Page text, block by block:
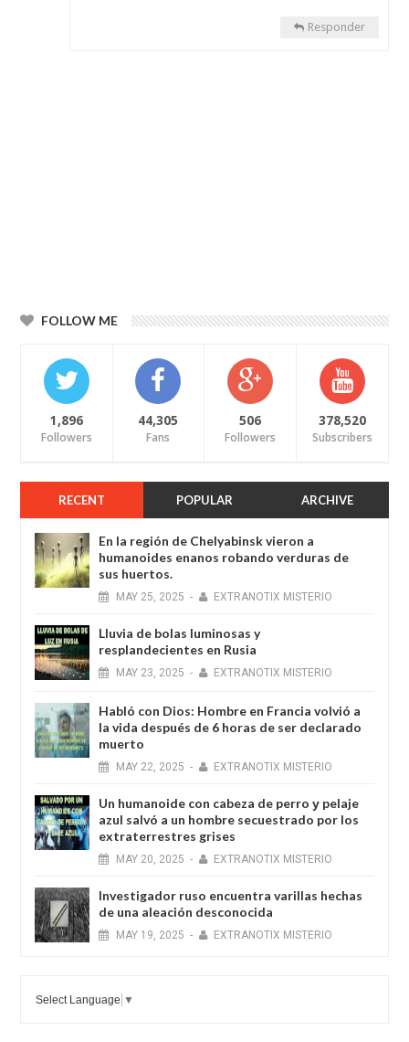
Responder
FOLLOW ME
1,896
Followers
44,305
Fans
506
Followers
378,520
Subscribers
RECENT POPULAR ARCHIVE
En la región de Chelyabinsk vieron a
humanoides enanos robando verduras de
sus huertos.
MAY 25, 2025 - EXTRANOTIX MISTERIO
Lluvia de bolas luminosas y
resplandecientes en Rusia
MAY 23, 2025 - EXTRANOTIX MISTERIO
Habló con Dios: Hombre en Francia volvió a
la vida después de 6 horas de ser declarado
muerto
MAY 22, 2025 - EXTRANOTIX MISTERIO
Un humanoide con cabeza de perro у pelaje
azul salvó a un hombre secuestrado por los
extraterrestres grises
MAY 20, 2025 - EXTRANOTIX MISTERIO
Investigador ruso encuentra varillas hechas
de una aleación desconocida
MAY 19, 2025 - EXTRANOTIX MISTERIO
Select Language ▼